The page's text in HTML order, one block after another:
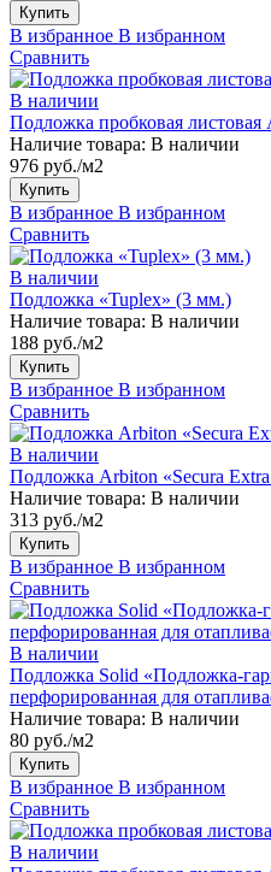
Купить
В избранное В избранном
Сравнить
В наличии
Подложка пробковая
Наличие товара: В наличии
976 руб./м2
Купить
В избранное В избранном
Сравнить
В наличии
Подложка «Tuplex» (3 мм.)
Наличие товара: В наличии
188 руб./м2
Купить
В избранное В избранном
Сравнить
В наличии
Подложка Arbiton «Secura
Наличие товара: В наличии
313 руб./м2
Купить
В избранное В избранном
Сравнить
В наличии
Подложка Solid «Подложка-
перфорированная для
Наличие товара: В наличии
80 руб./м2
Купить
В избранное В избранном
Сравнить
В наличии